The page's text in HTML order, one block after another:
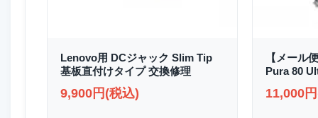
Lenovo用 DCジャック Slim Tip
基板直付けタイプ 交換修理
9,900円(税込)
【メール
Pura 80
11,000